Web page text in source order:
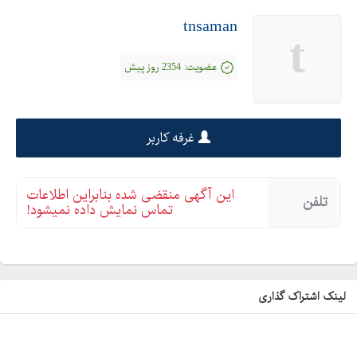
t
tnsaman
عضویت: 2354 روز پیش
غرفه کاربر
تلفن این آگهی منقضی شده بنابراین اطلاعات
تماس نمایش داده نمیشود!
لینک اشتراک گذاری